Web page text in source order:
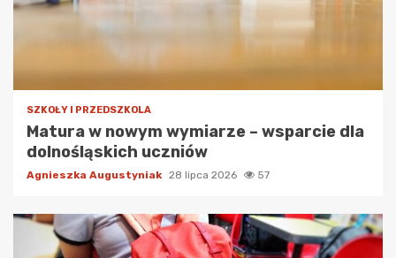
SZKOŁY I PRZEDSZKOLA
Matura w nowym wymiarze – wsparcie dla
dolnośląskich uczniów
Agnieszka Augustyniak 28 lipca 2026 57